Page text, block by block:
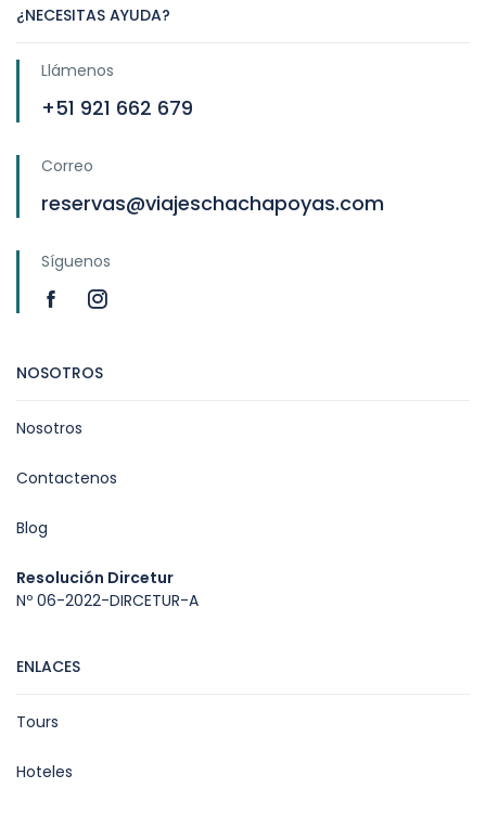
¿NECESITAS AYUDA?
Llámenos
+51 921 662 679
Correo
reservas@viajeschachapoyas.com
Síguenos
NOSOTROS
Nosotros
Contactenos
Blog
Resolución Dircetur
Nº 06-2022-DIRCETUR-A
ENLACES
Tours
Hoteles